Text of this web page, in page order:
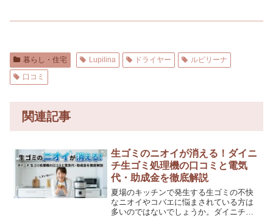
暮らし・住宅 Lupilina ドライヤー
ルピリーナ
口コミ
関連記事
​生ゴミのニオイが消える！ダイニ
チ生ゴミ処理機の口コミと電気
代・助成金を徹底解説
夏場のキッチンで発生する生ゴミの不快
なニオイやコバエに悩まされている方は
多いのではないでしょうか。ダイニチ工